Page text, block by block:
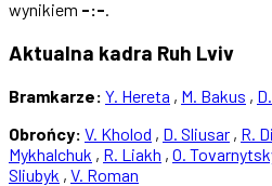
wynikiem -:-.
Aktualna kadra Ruh Lviv
Bramkarze: Y. Hereta , M. Bakus ,
Obrońcy: V. Kholod , D. Sliusar , R.
Mykhalchuk , R. Liakh , O.
Sliubyk , V. Roman